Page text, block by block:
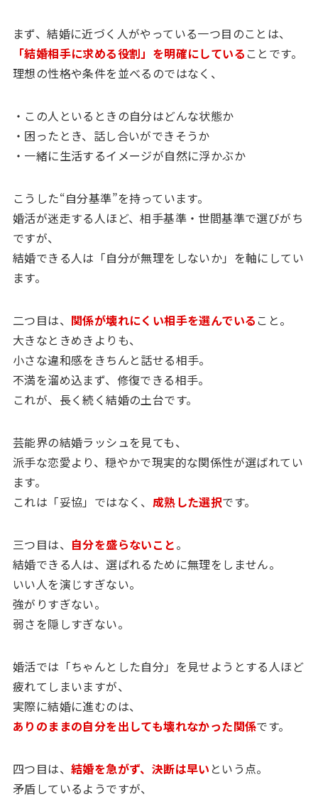
まず、結婚に近づく人がやっている一つ目のことは、
「結婚相手に求める役割」を明確にしている ことです。
理想の性格や条件を並べるのではなく、
・この人といるときの自分はどんな状態か
・困ったとき、話し合いができそうか
・一緒に生活するイメージが自然に浮かぶか
こうした“自分基準”を持っています。
婚活が迷走する人ほど、相手基準・世間基準で選びがち
ですが、
結婚できる人は「自分が無理をしないか」を軸にしてい
ます。
二つ目は、 関係が壊れにくい相手を選んでいる こと。
大きなときめきよりも、
小さな違和感をきちんと話せる相手。
不満を溜め込まず、修復できる相手。
これが、長く続く結婚の土台です。
芸能界の結婚ラッシュを見ても、
派手な恋愛より、穏やかで現実的な関係性が選ばれてい
ます。
これは「妥協」ではなく、 成熟した選択です。
三つ目は、 自分を盛らないこと。
結婚できる人は、選ばれるために無理をしません。
いい人を演じすぎない。
強がりすぎない。
弱さを隠しすぎない。
婚活では「ちゃんとした自分」を見せようとする人ほど
疲れてしまいますが、
実際に結婚に進むのは、
ありのままの自分を出しても壊れなかった関係です。
四つ目は、 結婚を急がず、決断は早い という点。
矛盾しているようですが、